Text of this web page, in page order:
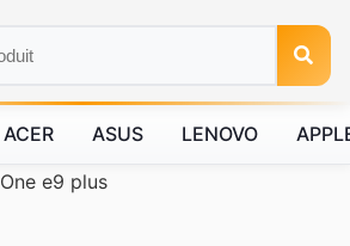
ACER ASUS LENOVO
One e9 plus